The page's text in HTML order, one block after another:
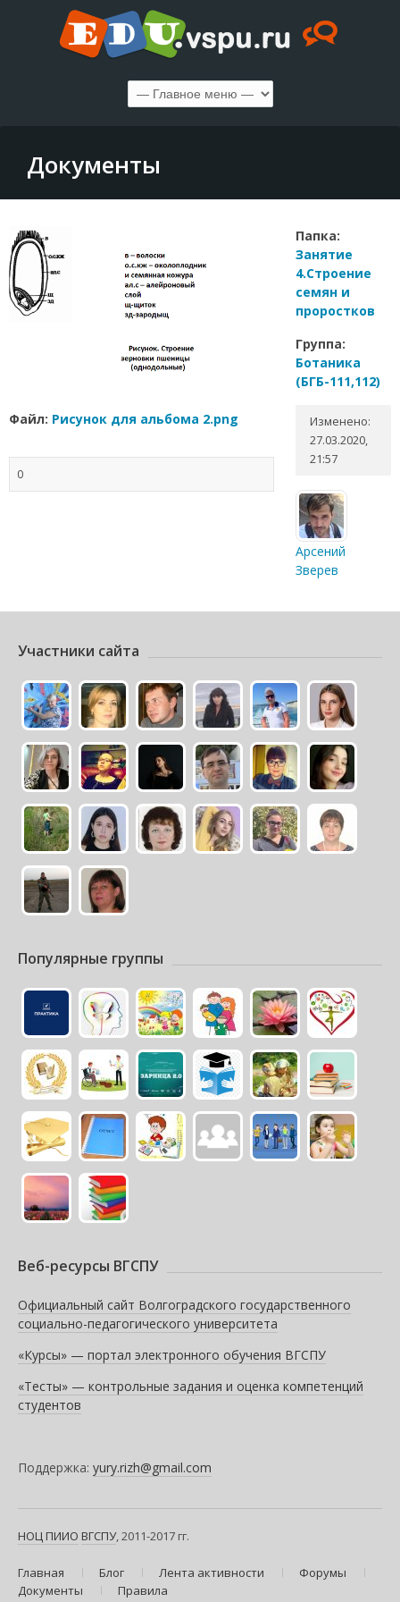
Документы
Файл: Рисунок для альбома 2.png
0
Папка:
Занятие
4.Строение
семян и
проростков
Группа:
Ботаника
(БГБ-111,112)
Изменено:
27.03.2020,
21:57
Арсений
Зверев
Участники сайта
Популярные группы
Веб-ресурсы ВГСПУ
Официальный сайт Волгоградского государственного
социально-педагогического университета
«Курсы» — портал электронного обучения ВГСПУ
«Тесты» — контрольные задания и оценка компетенций
студентов
Поддержка: yury.rizh@gmail.com
НОЦ ПИИО ВГСПУ, 2011-2017 гг.
Главная Блог Лента активности
Форумы
Документы
Правила